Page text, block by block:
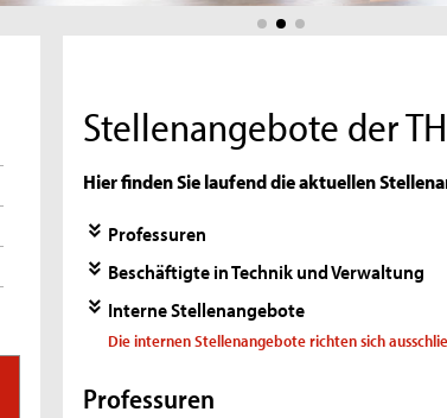
Stellenangebote der
Hier finden Sie laufend die aktuellen
Professuren
Beschäftigte in Technik und Verwaltung
Interne Stellenangebote
Die internen Stellenangebote richten sich
Professuren